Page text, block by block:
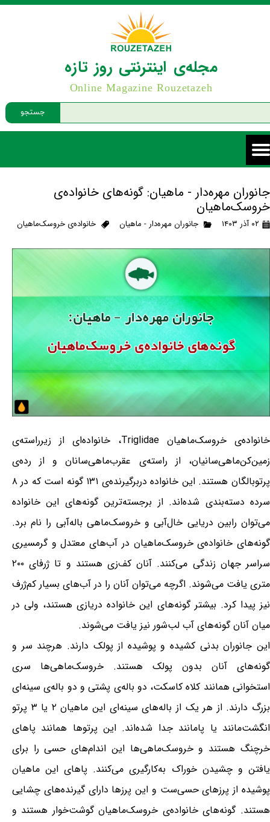
جستجو
مجله‌ی اینترنتی روز تازه
Online Magazine Rouzetazeh
جانوران مهره‌دار - ماهیان: گونه‌های خانواده‌ی
خروسک‌ماهیان
۰۲ آذر ۱۴۰۳ جانوران مهره‌دار - ماهیان خانواده‌ی خروسک‌ماهیان
خانواده‌ی خروسک‌ماهیان Triglidae، خانواده‌ای از زیرراسته‌ی
زمین‌کن‌ماهی‌سانیان، از راسته‌ی عقرب‌ماهی‌سانان و از رده‌ی
پرتوبالگان هستند. این خانواده دربرگیرنده‌ی ۱۳۱ گونه است که در ۸
سرده دسته‌بندی شده‌اند. از برجسته‌ترین گونه‌های این خانواده
می‌توان رابین دریایی خال‌آبی و خروسک‌ماهی باله‌آبی را نام برد.
گونه‌های خانواده‌ی خروسک‌ماهیان در آب‌های معتدل و گرمسیری
سراسر جهان زندگی می‌کنند. آنان کف‌زی هستند و تا ژرفای ۲۰۰
متری یافت می‌شوند. اگرچه می‌توان آنان را در آب‌های بسیار کم‌ژرف
نیز پیدا کرد. بیشتر گونه‌های این خانواده دریازی هستند، ولی در
میان آنان گونه‌های آب لب‌شور نیز یافت می‌شوند.
این جانوران بدنی کشیده و پوشیده از پولک دارند. هرچند سر و
گونه‌های آنان بدون پولک هستند. خروسک‌ماهی‌ها سری
استخوانی همانند کلاه کاسکت، دو باله‌ی پشتی و دو باله‌ی سینه‌ای
بزرگ دارند. از هر یک از باله‌های سینه‌ای این ماهیان ۲ یا ۳ پرتو
انگشت‌مانند یا پامانند جدا شده‌اند. این پرتوها همانند پاهای
خرچنگ هستند و خروسک‌ماهی‌ها این اندام‌های حسی را برای
یافتن و چشیدن خوراک به‌کارگیری می‌کنند. پاهای این ماهیان
پوشیده از پرزهای حسی‌ست و این پرزها دارای گیرنده‌های چشایی
هستند. گونه‌های خانواده‌ی خروسک‌ماهیان گوشت‌خوار هستند و